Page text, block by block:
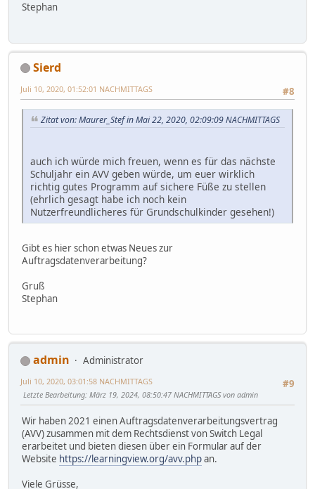
Stephan
Sierd
#8
Juli 10, 2020, 01:52:01 NACHMITTAGS
Zitat von: Maurer_Stef in Mai 22, 2020, 02:09:09 NACHMITTAGS
auch ich würde mich freuen, wenn es für das nächste
Schuljahr ein AVV geben würde, um euer wirklich
richtig gutes Programm auf sichere Füße zu stellen
(ehrlich gesagt habe ich noch kein
Nutzerfreundlicheres für Grundschulkinder gesehen!)
Gibt es hier schon etwas Neues zur
Auftragsdatenverarbeitung?
Gruß
Stephan
admin
Administrator
#9
Juli 10, 2020, 03:01:58 NACHMITTAGS
Letzte Bearbeitung: März 19, 2024, 08:50:47 NACHMITTAGS von admin
Wir haben 2021 einen Auftragsdatenverarbeitungsvertrag
(AVV) zusammen mit dem Rechtsdienst von Switch Legal
erarbeitet und bieten diesen über ein Formular auf der
Website https://learningview.org/avv.phpan.
Viele Grüsse,